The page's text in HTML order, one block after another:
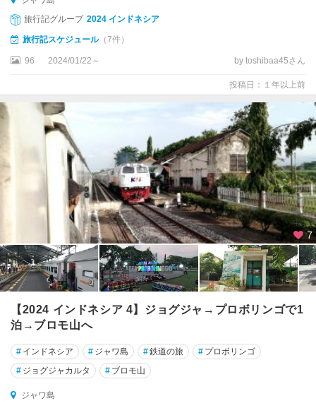
旅行記グループ 2024 インドネシア
旅行記スケジュール（7件）
96 2024/01/22～ by toshibaa45さん
投稿日：１年以上前
7
【2024 インドネシア 4】ジョグジャ→プロボリンゴで1
泊→ブロモ山へ
# インドネシア # ジャワ島 #鉄道の旅 # プロボリンゴ
# ジョグジャカルタ # ブロモ山
ジャワ島